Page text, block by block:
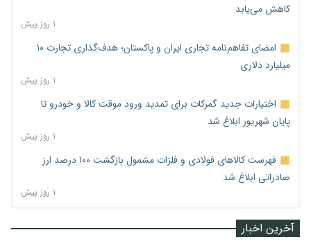
کاهش می‌یابد
۱ روز پیش
امضای تفاهم‌نامه تجاری ایران و پاکستان؛ هدف‌گذاری تجارت ۱۰
میلیارد دلاری
۱ روز پیش
اختیارات جدید گمرکات برای تمدید ورود موقت کالا و خودرو تا
پایان شهریور ابلاغ شد
۱ روز پیش
فهرست کالاهای فولادی و فلزات مشمول بازگشت ۱۰۰ درصد ارز
صادراتی ابلاغ شد
۱ روز پیش
آخرین اخبار